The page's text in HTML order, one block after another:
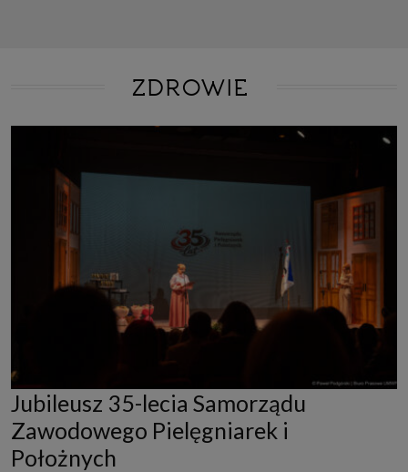
ZDROWIE
Jubileusz 35-lecia Samorządu
Zawodowego Pielęgniarek i
Położnych